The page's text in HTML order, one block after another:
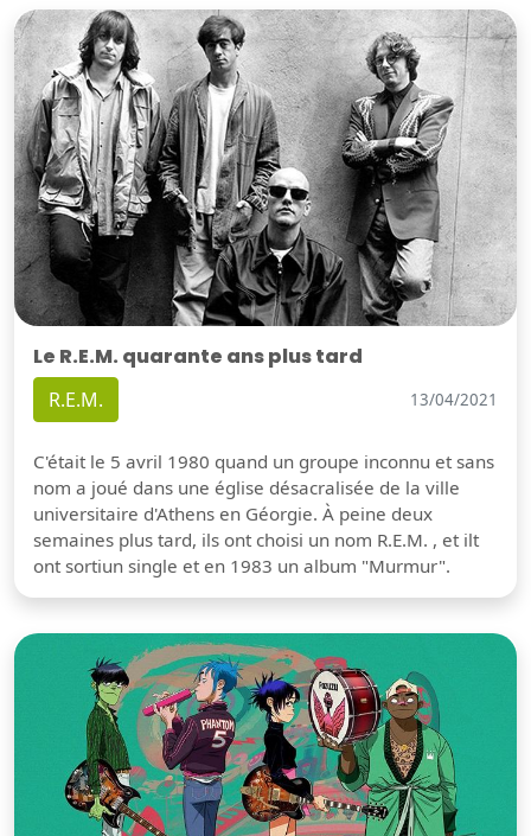
Le R.E.M. quarante ans plus tard
R.E.M. 13/04/2021
C'était le 5 avril 1980 quand un groupe inconnu et sans
nom a joué dans une église désacralisée de la ville
universitaire d'Athens en Géorgie. À peine deux
semaines plus tard, ils ont choisi un nom R.E.M. , et ilt
ont sortiun single et en 1983 un album "Murmur".